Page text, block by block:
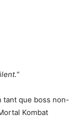
“
tant que boss non-
Kombat